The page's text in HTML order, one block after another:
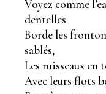
Voyez comme
dentelles
Borde les
sablés,
Les ruisseaux
Avec leurs flots